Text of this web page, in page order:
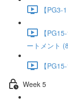
【
【
ートメント
【
Week 5